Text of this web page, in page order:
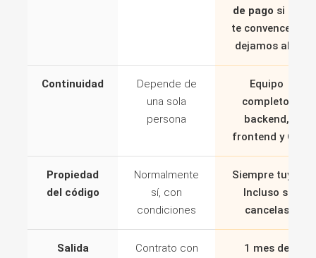
de pago si no
te convence lo
dejamos ahí.
Continuidad
Depende de
una sola
persona
Equipo
completo:
backend,
frontend y QA
Propiedad
del código
Normalmente
sí, con
condiciones
Siempre tuyo.
Incluso si
cancelas
Salida
Contrato con
1 mes de